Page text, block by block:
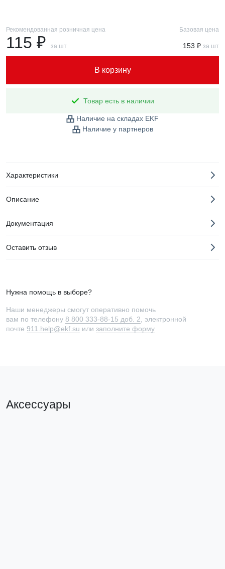
Рекомендованная розничная цена
115 ₽ за шт
Базовая цена
153 ₽ за шт
В корзину
Товар есть в наличии
Наличие на складах EKF
Наличие у партнеров
Характеристики
Описание
Документация
Оставить отзыв
Нужна помощь в выборе?
Наши менеджеры смогут оперативно помочь
вам по телефону 8 800 333-88-15 доб. 2 , электронной
почте 911.help@ekf.su или заполните форму
Аксессуары